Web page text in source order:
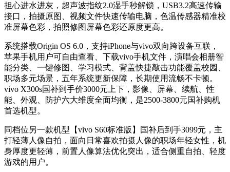
担心进水进灰，超声波指纹2.0湿手秒解锁，USB3.2高速传输
接口，拍摄原图、视频文件快速传输电脑，色温传感器精准校
准屏幕色彩，拍照修图屏幕色彩还原度更高。
系统搭载Origin OS 6.0，支持iPhone与vivo双向跨设备互联，
苹果手机用户可自由查看、下载vivo手机文件，演唱会相册智
能分类、一键修图、学习模式、背盖快捷敲击功能覆盖校园、
职场多元场景，五年系统更新保障，长期使用流畅不卡顿。
vivo X300s国补到手价3000元上下，影像、屏幕、续航、性
能、外观、防护六大维度全面均衡，是2500-3800元国补购机
首选机型。
同档位另一款机型【vivo S60标准版】国补后到手3099元，主
打轻薄人像自拍，面向日常喜欢拍摄人像的职场年轻女性，机
身厚度更轻薄，前置人像算法优化突出，适合侧重自拍、轻度
游戏的用户。